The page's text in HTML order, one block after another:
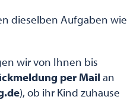
dieselben Aufgaben wie
wir von Ihnen bis
per Mail an
), ob ihr Kind zuhause